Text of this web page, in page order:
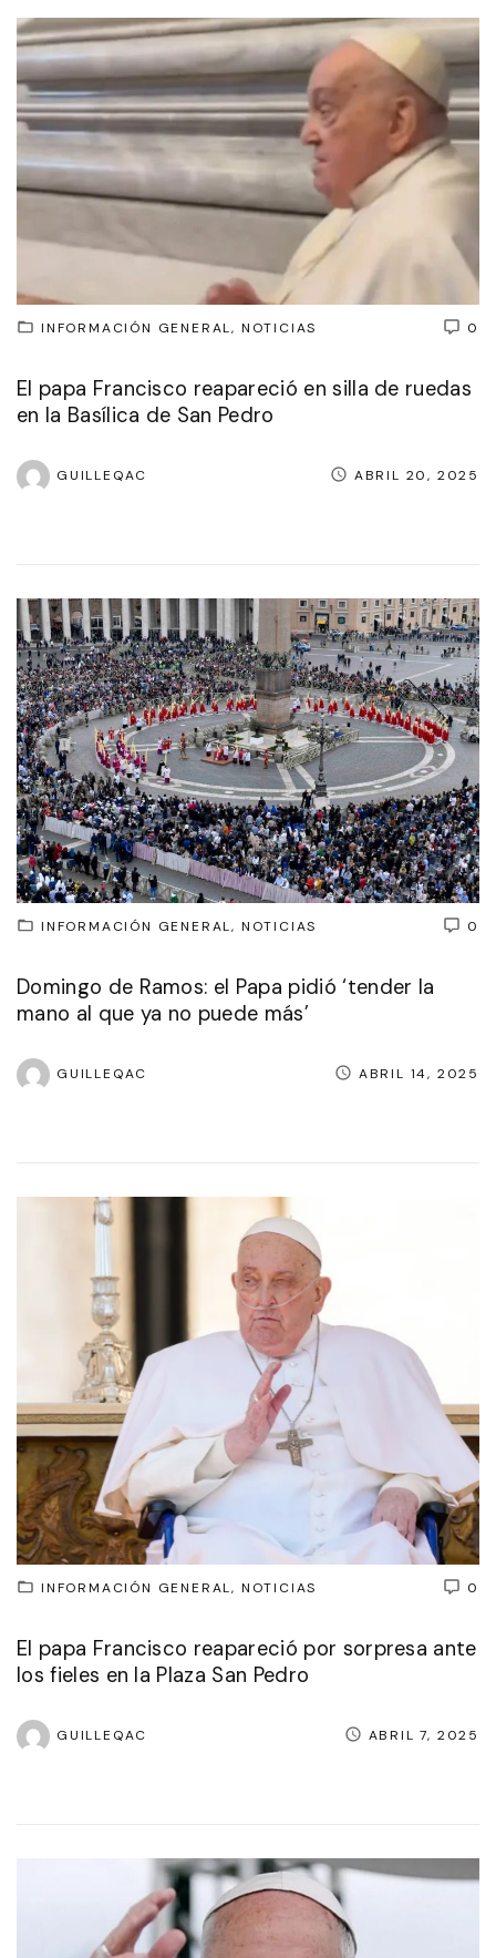
0
INFORMACIÓN GENERAL NOTICIAS
El papa Francisco reapareció en silla de ruedas
en la Basílica de San Pedro
GUILLEQAC ABRIL 20, 2025
0
INFORMACIÓN GENERAL NOTICIAS
Domingo de Ramos: el Papa pidió ‘tender la
mano al que ya no puede más’
GUILLEQAC ABRIL 14, 2025
0
INFORMACIÓN GENERAL NOTICIAS
El papa Francisco reapareció por sorpresa ante
los fieles en la Plaza San Pedro
GUILLEQAC ABRIL 7, 2025